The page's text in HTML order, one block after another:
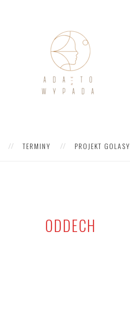
TERMINY PROJEKT GOLASY
ODDECH